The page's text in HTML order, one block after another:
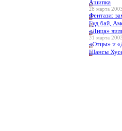
Ашипка
28 марта
Фентази:
Гуд бай,
«Лица»
31 марта
«Отцы» и
Шансы